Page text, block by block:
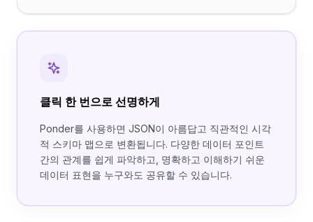
클릭 한 번으로 선명하게
Ponder를 사용하면 JSON이 아름답고 직관적인 시각
적 스키마 맵으로 변환됩니다. 다양한 데이터 포인트
간의 관계를 쉽게 파악하고, 명확하고 이해하기 쉬운
데이터 표현을 누구와도 공유할 수 있습니다.